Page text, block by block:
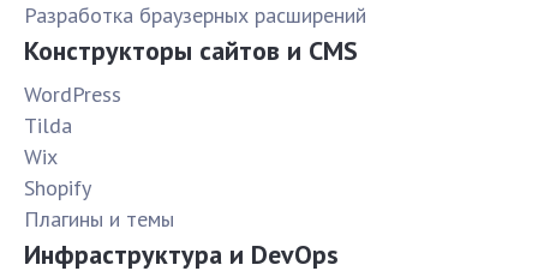
Разработка браузерных расширений
Конструкторы сайтов и CMS
WordPress
Tilda
Wix
Shopify
Плагины и темы
Инфраструктура и DevOps